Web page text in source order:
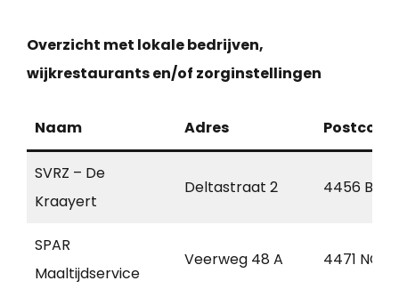
Overzicht met lokale bedrijven,
wijkrestaurants en/of zorginstellingen
Naam Adres Postcode
SVRZ – De
Kraayert
Deltastraat 2 4456 BB
SPAR
Maaltijdservice
Veerweg 48 A 4471 NC